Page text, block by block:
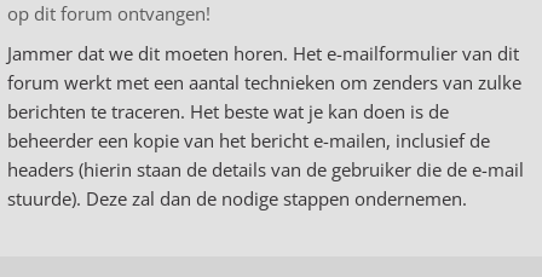
op dit forum ontvangen!
Jammer dat we dit moeten horen. Het e-mailformulier van dit
forum werkt met een aantal technieken om zenders van zulke
berichten te traceren. Het beste wat je kan doen is de
beheerder een kopie van het bericht e-mailen, inclusief de
headers (hierin staan de details van de gebruiker die de e-mail
stuurde). Deze zal dan de nodige stappen ondernemen.